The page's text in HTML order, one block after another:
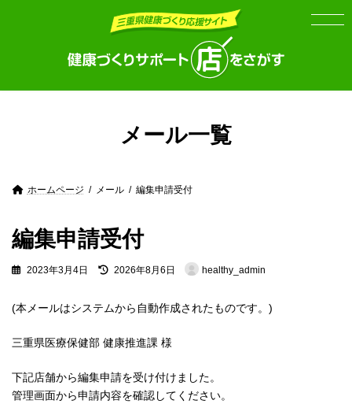
メール一覧
ホームページ メール 編集申請受付
編集申請受付
2023年3月4日
Last
updated
2026年8月6日 healthy_admin
(本メールはシステムから自動作成されたものです。)
三重県医療保健部 健康推進課 様
下記店舗から編集申請を受け付けました。
管理画面から申請内容を確認してください。